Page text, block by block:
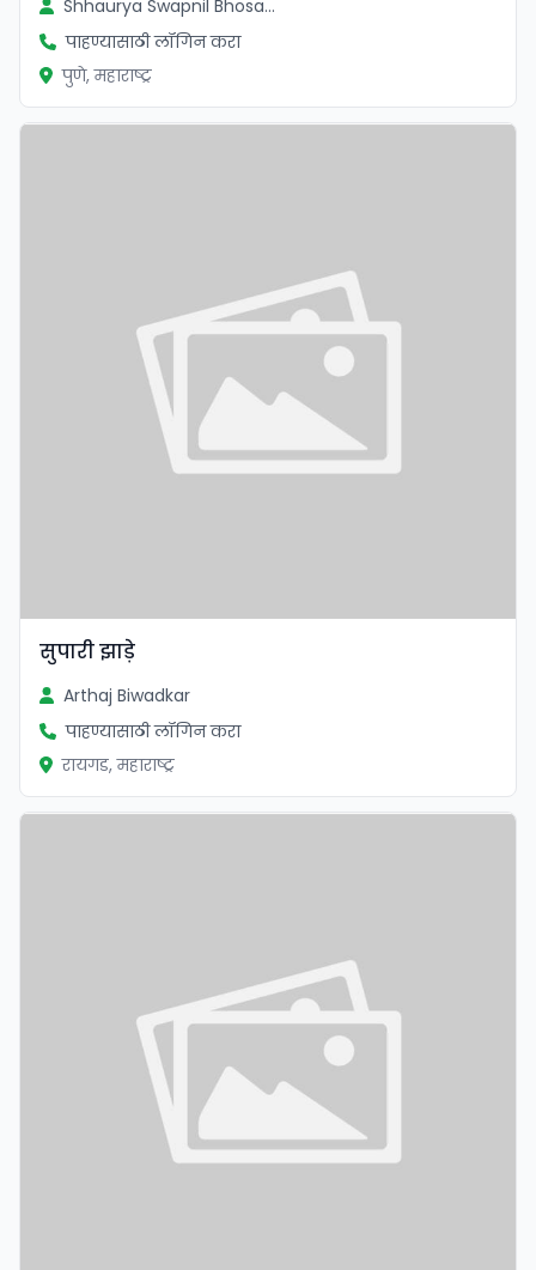
Shhaurya Swapnil Bhosale
पाहण्यासाठी लॉगिन करा
पुणे, महाराष्ट्र
सुपारी झाड़े
Arthaj Biwadkar
पाहण्यासाठी लॉगिन करा
रायगड, महाराष्ट्र